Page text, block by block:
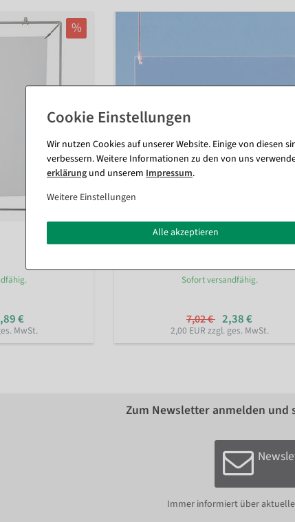
%
€
MwSt.
Schutzhülle aus Acryl, DIN A5, quer
Sofort versandfähig.
7,02 € 2,38 €
2,00 EUR zzgl. ges. MwSt.
Zum Newsletter anmelden und
Immer informiert über
Wir nutzen Cookies auf unserer Website. Einige von diesen
verbessern. Weitere Informationen zu den von uns
erklärung und unserem Impressum.
Weitere Einstellungen
Alle akzeptieren